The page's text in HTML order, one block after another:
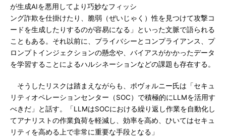
が生成AIを悪用してより巧妙なフィッシ
ング詐欺を仕掛けたり、脆弱（ぜいじゃく）性を見つけて攻撃コ
ードを生成したりするのが容易になる」といった文脈で語られる
こともある。それ以前に、プライバシーとコンプライアンス、プ
ロンプトインジェクションの懸念や、バイアスがかかったデータ
を学習することによるハルシネーションなどの課題も存在する。
そうしたリスクは踏まえながらも、ポヴォルニー氏は「セキュ
リティオペレーションセンター（SOC）で積極的にLLMを活用す
べきだ」と話す。「LLMはSOCにおける繰り返し作業を自動化し
てアナリストの作業負荷を軽減し、効率を高め、ひいてはセキュ
リティを高める上で非常に重要な手段となる」